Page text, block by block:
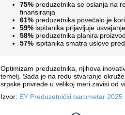
75% preduzetnika se oslanja na
finansiranja
61% preduzetnika povećalo je
59% ispitanika prijavljuje
58% preduzetnika planira
57% ispitanika smatra uslove
Optimizam preduzetnika, njihova
temelj. Sada je na redu stvaranje
srpske privrede u velikoj meri zavisi od
Izvor: EY Preduzetnički barometar 2025